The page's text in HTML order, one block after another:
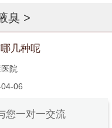
臭 >
几种呢
院
06
您一对一交流